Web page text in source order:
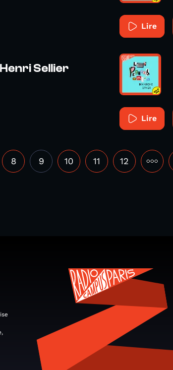
Lire
Sellier
Lire
8 9 10 11 12 •••